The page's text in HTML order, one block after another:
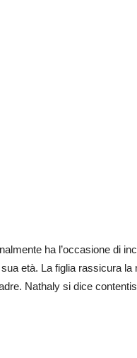
ha l’occasione di
età. La figlia rassicura
Nathaly si dice